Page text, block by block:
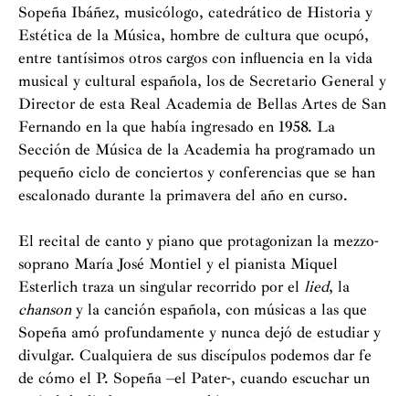
Sopeña Ibáñez, musicólogo, catedrático de Historia y
Estética de la Música, hombre de cultura que ocupó,
entre tantísimos otros cargos con influencia en la vida
musical y cultural española, los de Secretario General y
Director de esta Real Academia de Bellas Artes de San
Fernando en la que había ingresado en 1958. La
Sección de Música de la Academia ha programado un
pequeño ciclo de conciertos y conferencias que se han
escalonado durante la primavera del año en curso.
El recital de canto y piano que protagonizan la mezzo-
soprano María José Montiel y el pianista Miquel
Esterlich traza un singular recorrido por el lied, la
chansony la canción española, con músicas a las que
Sopeña amó profundamente y nunca dejó de estudiar y
divulgar. Cualquiera de sus discípulos podemos dar fe
de cómo el P. Sopeña –el Pater-, cuando escuchar un